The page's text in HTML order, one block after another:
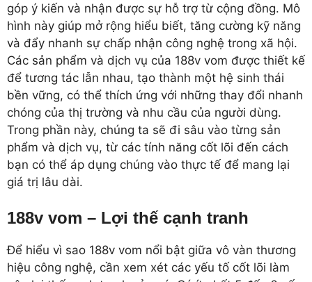
góp ý kiến và nhận được sự hỗ trợ từ cộng đồng. Mô
hình này giúp mở rộng hiểu biết, tăng cường kỹ năng
và đẩy nhanh sự chấp nhận công nghệ trong xã hội.
Các sản phẩm và dịch vụ của 188v vom được thiết kế
để tương tác lẫn nhau, tạo thành một hệ sinh thái
bền vững, có thể thích ứng với những thay đổi nhanh
chóng của thị trường và nhu cầu của người dùng.
Trong phần này, chúng ta sẽ đi sâu vào từng sản
phẩm và dịch vụ, từ các tính năng cốt lõi đến cách
bạn có thể áp dụng chúng vào thực tế để mang lại
giá trị lâu dài.
188v vom – Lợi thế cạnh tranh
Để hiểu vì sao 188v vom nổi bật giữa vô vàn thương
hiệu công nghệ, cần xem xét các yếu tố cốt lõi làm